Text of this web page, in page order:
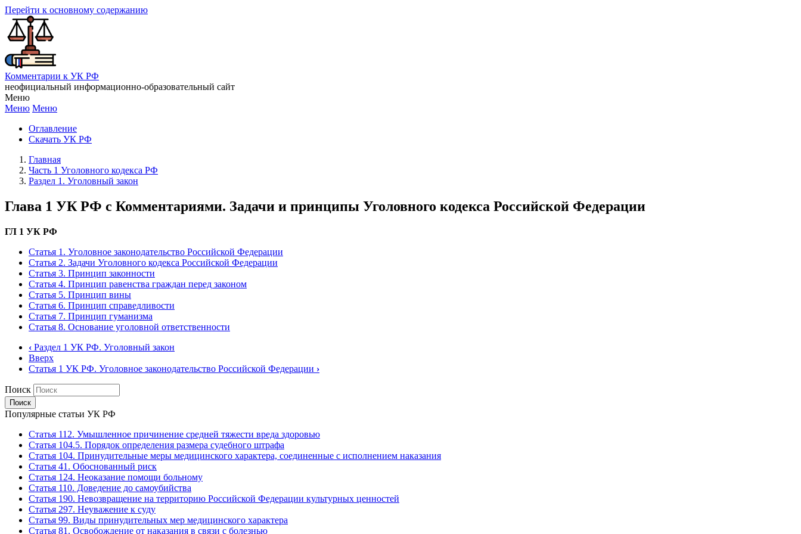
Перейти к основному содержанию
Комментарии к УК РФ
неофициальный информационно-образовательный сайт
Меню
Меню Меню
Оглавление
Скачать УК РФ
Главная
Часть 1 Уголовного кодекса РФ
Раздел 1. Уголовный закон
Глава 1 УК РФ с Комментариями. Задачи и принципы Уголовного кодекса Российской Федерации
ГЛ 1 УК РФ
Статья 1. Уголовное законодательство Российской Федерации
Статья 2. Задачи Уголовного кодекса Российской Федерации
Статья 3. Принцип законности
Статья 4. Принцип равенства граждан перед законом
Статья 5. Принцип вины
Статья 6. Принцип справедливости
Статья 7. Принцип гуманизма
Статья 8. Основание уголовной ответственности
‹ Раздел 1 УК РФ. Уголовный закон
Вверх
Статья 1 УК РФ. Уголовное законодательство Российской Федерации ›
Поиск
Популярные статьи УК РФ
Статья 112. Умышленное причинение средней тяжести вреда здоровью
Статья 104.5. Порядок определения размера судебного штрафа
Статья 104. Принудительные меры медицинского характера, соединенные с исполнением наказания
Статья 41. Обоснованный риск
Статья 124. Неоказание помощи больному
Статья 110. Доведение до самоубийства
Статья 190. Невозвращение на территорию Российской Федерации культурных ценностей
Статья 297. Неуважение к суду
Статья 99. Виды принудительных мер медицинского характера
Статья 81. Освобождение от наказания в связи с болезнью